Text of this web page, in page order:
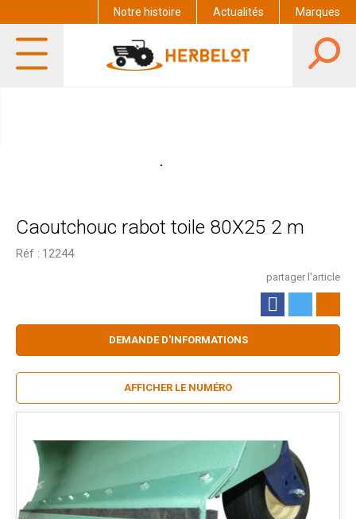
Notre histoire Actualités Marques
Caoutchouc rabot toile 80X25 2 m
Réf : 12244
partager l'article
DEMANDE D'INFORMATIONS
AFFICHER LE NUMÉRO